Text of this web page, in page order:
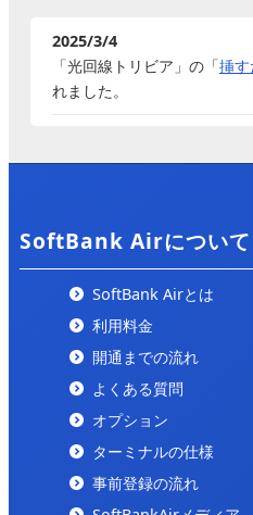
2025/3/4
「光回線トリビア」の「挿
れました。
「ALL CONNECT
2025/2/5
記事で紹介されました。
2025/1/26
「ぴかまろ」の「ソフトバン
」にて紹介されました。
2025/1/20
「トクハヤネット」の「
ュバックを徹底比較」にて紹
SoftBank Airについて
SoftBank Airとは
利用料金
開通までの流れ
よくある質問
オプション
ターミナルの仕様
事前登録の流れ